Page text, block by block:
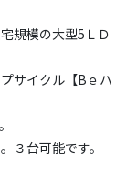
規模の大型5ＬＤ
サイクル【Bｅハ
３台可能です。